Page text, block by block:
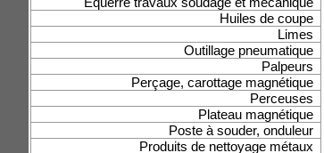
Huiles de coupe
Limes
Outillage pneumatique
Palpeurs
Perçage, carottage magnétique
Perceuses
Plateau magnétique
Poste à souder, onduleur
Produits de nettoyage métaux